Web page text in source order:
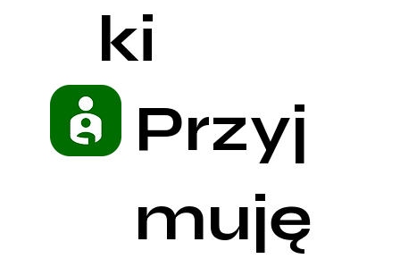
Przyj
muję
ki